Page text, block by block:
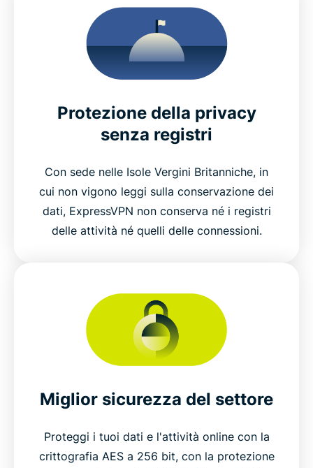
Protezione della privacy
senza registri
Con sede nelle Isole Vergini Britanniche, in
cui non vigono leggi sulla conservazione dei
dati, ExpressVPN non conserva né i registri
delle attività né quelli delle connessioni.
Miglior sicurezza del settore
Proteggi i tuoi dati e l'attività online con la
crittografia AES a 256 bit, con la protezione